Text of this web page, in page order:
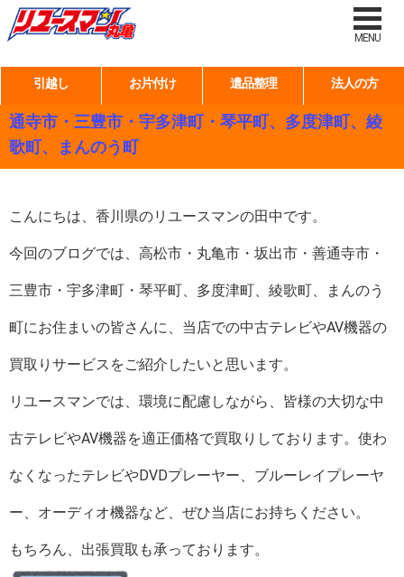
MENU
引越し お片付け 遺品整理 法人の方
タグ:家電製品買取り
香川県在住の皆さん！高松市・丸亀市・坂出市・善
通寺市・三豊市・宇多津町・琴平町、多度津町、綾
歌町、まんのう町
こんにちは、香川県のリユースマンの田中です。
今回のブログでは、高松市・丸亀市・坂出市・善通寺市・
三豊市・宇多津町・琴平町、多度津町、綾歌町、まんのう
町にお住まいの皆さんに、当店での中古テレビやAV機器の
買取りサービスをご紹介したいと思います。
リユースマンでは、環境に配慮しながら、皆様の大切な中
古テレビやAV機器を適正価格で買取りしております。使わ
なくなったテレビやDVDプレーヤー、ブルーレイプレーヤ
ー、オーディオ機器など、ぜひ当店にお持ちください。
もちろん、出張買取も承っております。